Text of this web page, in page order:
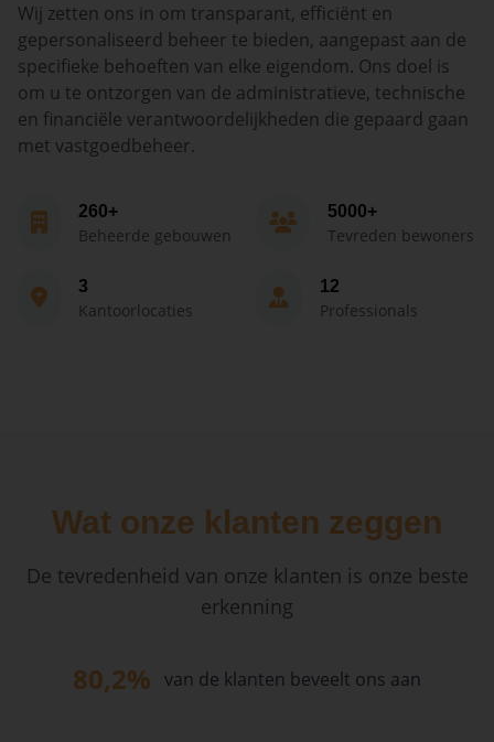
Wij zetten ons in om transparant, efficiënt en
gepersonaliseerd beheer te bieden, aangepast aan de
specifieke behoeften van elke eigendom. Ons doel is
om u te ontzorgen van de administratieve, technische
en financiële verantwoordelijkheden die gepaard gaan
met vastgoedbeheer.
260+
Beheerde gebouwen
5000+
Tevreden bewoners
3
Kantoorlocaties
12
Professionals
Wat onze klanten zeggen
De tevredenheid van onze klanten is onze beste
erkenning
80,2% van de klanten beveelt ons aan